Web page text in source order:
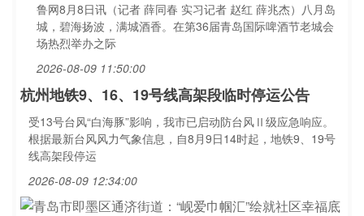
鲁网8月8日讯（记者 薛同春 实习记者 赵红 薛兆杰）八月岛
城，碧海扬波，满城酒香。在第36届青岛国际啤酒节老城会
场热烈举办之际
2026-08-09 11:50:00
杭州地铁9、16、19号线高架段临时停运公告
受13号台风“白海豚”影响，我市已启动防台风Ⅱ级应急响应。
根据最新台风风力气象信息，自8月9日14时起，地铁9、19号
线高架段停运
2026-08-09 12:34:00